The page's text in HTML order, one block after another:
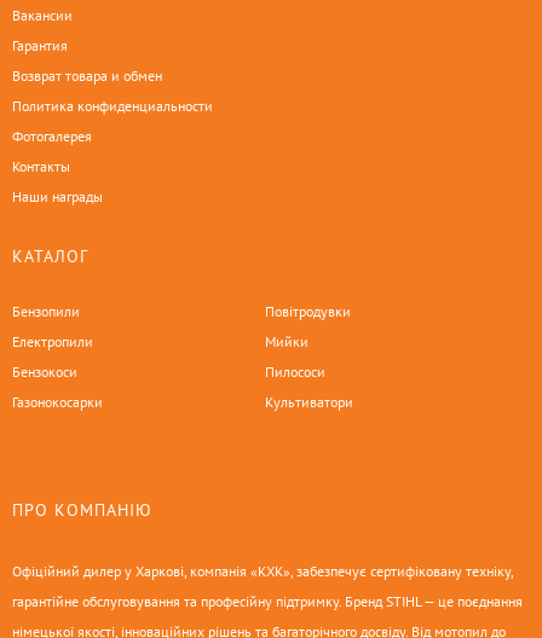
Вакансии
Гарантия
Возврат товара и обмен
Политика конфиденциальности
Фотогалерея
Контакты
Наши награды
КАТАЛОГ
Бензопили
Електропили
Бензокоси
Газонокосарки
Повітродувки
Мийки
Пилососи
Культиватори
ПРО КОМПАНІЮ
Офіційний дилер у Харкові, компанія «КХК», забезпечує сертифіковану техніку,
гарантійне обслуговування та професійну підтримку. Бренд STIHL — це поєднання
німецької якості, інноваційних рішень та багаторічного досвіду. Від мотопил до